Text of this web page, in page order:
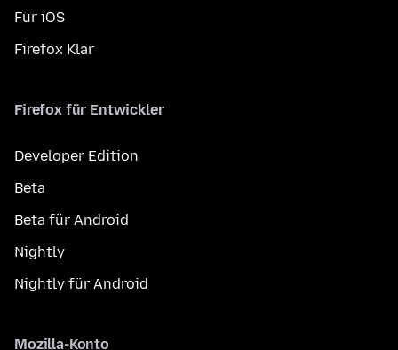
Für iOS
Firefox Klar
Firefox für Entwickler
Developer Edition
Beta
Beta für Android
Nightly
Nightly für Android
Mozilla-Konto